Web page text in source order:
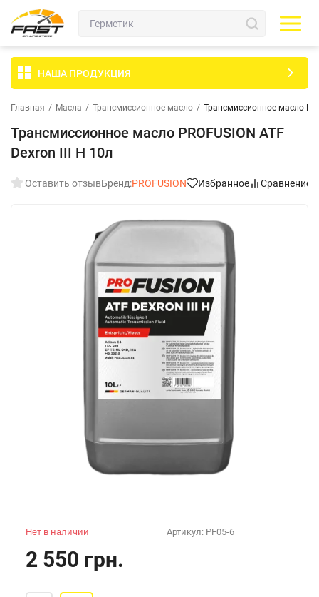
НАША ПРОДУКЦИЯ
Главная / Масла / Трансмиссионное масло / Трансмиссионное масло
Трансмиссионное масло PROFUSION ATF
Dexron III H 10л
Оставить отзывБренд:PROFUSION Избранное Сравнение
Артикул: PF05-6
Нет в наличии
2 550 грн.